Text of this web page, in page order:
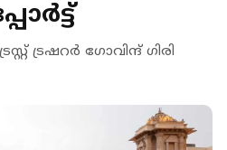
ട്രഷറർ ഗോവിന്ദ് ഗിരി